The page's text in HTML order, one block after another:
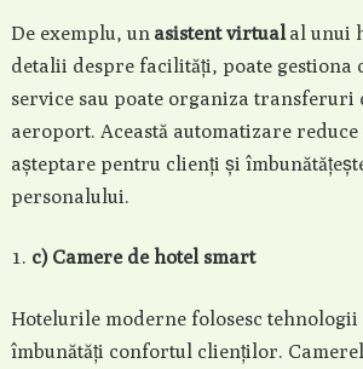
De exemplu, un asistent virtualal unui
detalii despre facilități, poate gestiona
service sau poate organiza transferuri
aeroport. Această automatizare
așteptare pentru clienți și
personalului.
c) Camere de hotel smart
Hotelurile moderne folosesc tehnologii
îmbunătăți confortul clienților.